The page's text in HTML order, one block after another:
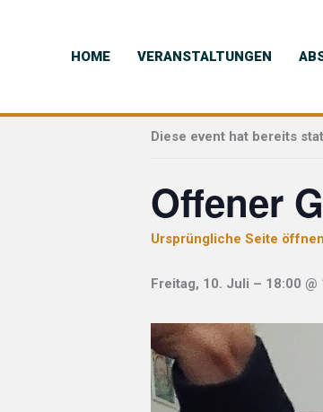
HOME VERANSTALTUNGEN
Diese event hat bereits
Offener
Ursprüngliche Seite öffnen
Freitag, 10. Juli – 18:00 @